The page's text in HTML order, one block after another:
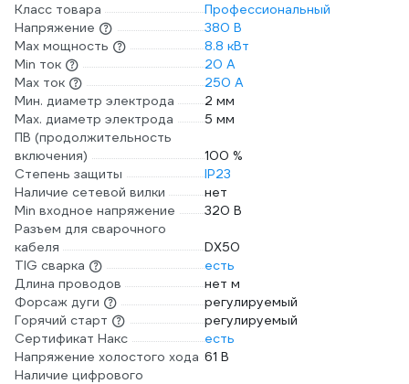
Класс товара
Профессиональный
Напряжение
380 В
Max мощность
8.8 кВт
Min ток
20 А
Max ток
250 А
Мин. диаметр электрода
2 мм
Мах. диаметр электрода
5 мм
ПВ (продолжительность
включения)
100 %
Степень защиты
IP23
Наличие сетевой вилки
нет
Min входное напряжение
320 В
Разъем для сварочного
кабеля
DX50
TIG сварка
есть
Длина проводов
нет м
Форсаж дуги
регулируемый
Горячий старт
регулируемый
Сертификат Накс
есть
Напряжение холостого хода 61 В
Наличие цифрового